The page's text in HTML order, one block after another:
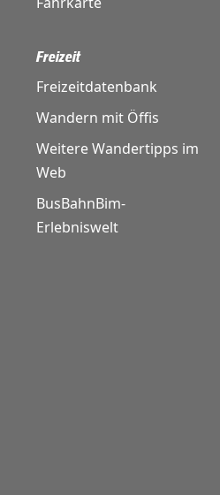
Freizeit
Freizeitdatenbank
Wandern mit Öffis
Weitere Wandertipps im
Web
BusBahnBim-
Erlebniswelt